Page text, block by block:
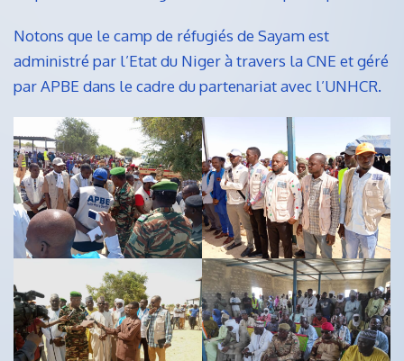
Notons que le camp de réfugiés de Sayam est
administré par l’Etat du Niger à travers la CNE et géré
par APBE dans le cadre du partenariat avec l’UNHCR.